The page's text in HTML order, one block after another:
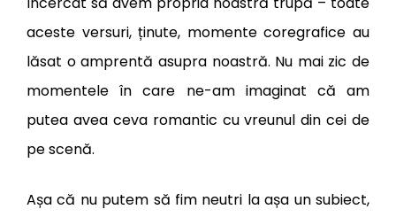
aceste versuri, ținute, momente coregrafice au
lăsat o amprentă asupra noastră. Nu mai zic de
momentele în care ne-am imaginat că am
putea avea ceva romantic cu vreunul din cei de
pe scenă.
Așa că nu putem să fim neutri la așa un subiect,